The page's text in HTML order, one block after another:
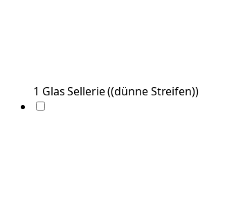
1 GlasSellerie((dünne Streifen))